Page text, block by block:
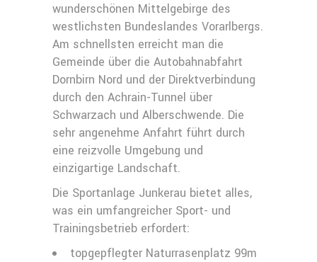
wunderschönen Mittelgebirge des
westlichsten Bundeslandes Vorarlbergs.
Am schnellsten erreicht man die
Gemeinde über die Autobahnabfahrt
Dornbirn Nord und der Direktverbindung
durch den Achrain-Tunnel über
Schwarzach und Alberschwende. Die
sehr angenehme Anfahrt führt durch
eine reizvolle Umgebung und
einzigartige Landschaft.
Die Sportanlage Junkerau bietet alles,
was ein umfangreicher Sport- und
Trainingsbetrieb erfordert:
topgepflegter Naturrasenplatz 99m